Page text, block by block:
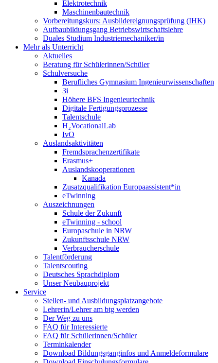
Elektrotechnik
Maschinenbautechnik
Vorbereitungskurs: Ausbildereignungsprüfung (IHK)
Aufbaubildungsgang Betriebswirtschaftslehre
Duales Studium Industriemechaniker/in
Mehr als Unterricht
Aktuelles
Beratung für Schülerinnen/Schüler
Schulversuche
Berufliches Gymnasium Ingenieurwissenschaften
3i
Höhere BFS Ingenieurtechnik
Digitale Fertigungsprozesse
Talentschule
H₂VocationalLab
IvO
Auslandsaktivitäten
Fremdsprachenzertifikate
Erasmus+
Auslandskooperationen
Kanada
Zusatzqualifikation Europaassistent*in
eTwinning
Auszeichnungen
Schule der Zukunft
eTwinning - school
Europaschule in NRW
Zukunftsschule NRW
Verbraucherschule
Talentförderung
Talentscouting
Deutsches Sprachdiplom
Unser Neubauprojekt
Service
Stellen- und Ausbildungsplatzangebote
Lehrerin/Lehrer am btg werden
Der Weg zu uns
FAQ für Interessierte
FAQ für Schülerinnen/Schüler
Terminkalender
Download Bildungsganginfos und Anmeldeformulare